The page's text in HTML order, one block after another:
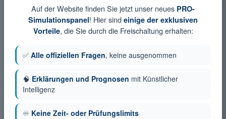
Auf der Website finden Sie jetzt unser neues PRO-
Simulationspanel! Hier sind einige der exklusiven
Vorteile, die Sie durch die Freischaltung erhalten:
✅ Alle offiziellen Fragen, keine ausgenommen
🧠 Erklärungen und Prognosen mit Künstlicher
Intelligenz
♾️ Keine Zeit- oder Prüfungslimits